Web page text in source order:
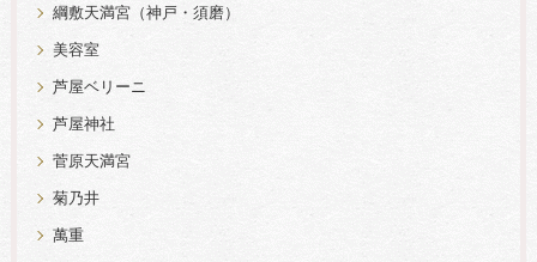
綱敷天満宮（神戸・須磨）
美容室
芦屋ベリーニ
芦屋神社
菅原天満宮
菊乃井
萬重